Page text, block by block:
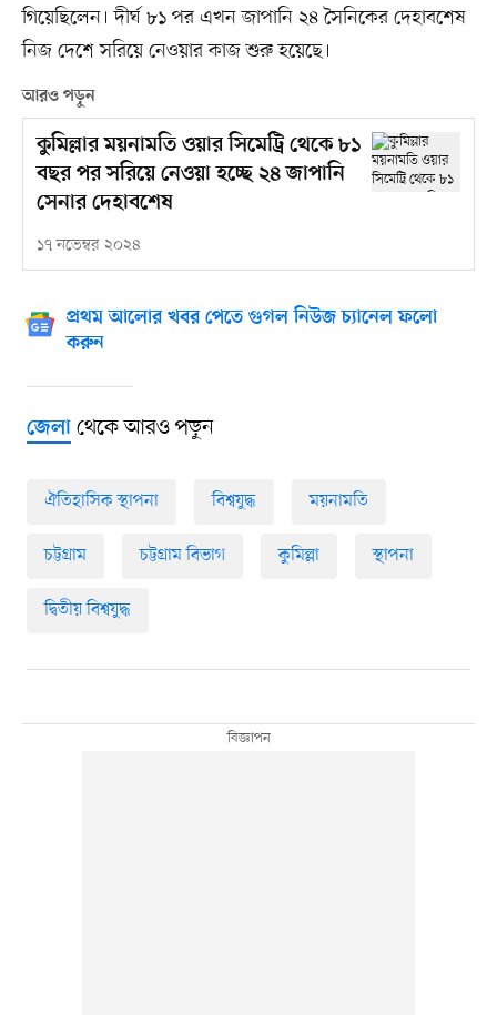
গিয়েছিলেন। দীর্ঘ ৮১ পর এখন জাপানি ২৪ সৈনিকের দেহাবশেষ
নিজ দেশে সরিয়ে নেওয়ার কাজ শুরু হয়েছে।
আরও পড়ুন
কুমিল্লার ময়নামতি ওয়ার সিমেট্রি থেকে ৮১
বছর পর সরিয়ে নেওয়া হচ্ছে ২৪ জাপানি
সেনার দেহাবশেষ
১৭ নভেম্বর ২০২৪
প্রথম আলোর খবর পেতে গুগল নিউজ চ্যানেল ফলো
করুন
জেলাথেকে আরও পড়ুন
ঐতিহাসিক স্থাপনা বিশ্বযুদ্ধ ময়নামতি
চট্টগ্রাম চট্টগ্রাম বিভাগ কুমিল্লা স্থাপনা
দ্বিতীয় বিশ্বযুদ্ধ